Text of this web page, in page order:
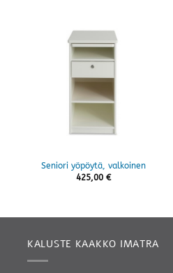
Seniori yöpöytä, valkoinen
425,00 €
KALUSTE KAAKKO IMATRA